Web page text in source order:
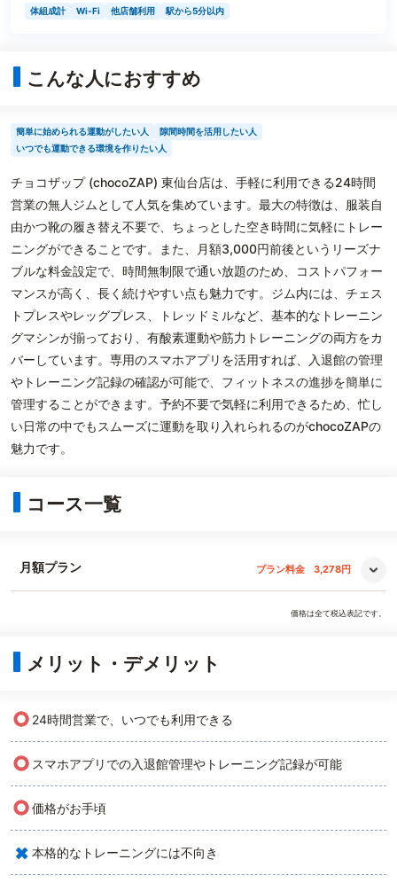
体組成計 Wi-Fi 他店舗利用 駅から5分以内
こんな人におすすめ
簡単に始められる運動がしたい人
隙間時間を活用したい人
いつでも運動できる環境を作りたい人
チョコザップ (chocoZAP) 東仙台店は、手軽に利用できる24時間
営業の無人ジムとして人気を集めています。最大の特徴は、服装自
由かつ靴の履き替え不要で、ちょっとした空き時間に気軽にトレー
ニングができることです。また、月額3,000円前後というリーズナ
ブルな料金設定で、時間無制限で通い放題のため、コストパフォー
マンスが高く、長く続けやすい点も魅力です。ジム内には、チェス
トプレスやレッグプレス、トレッドミルなど、基本的なトレーニン
グマシンが揃っており、有酸素運動や筋力トレーニングの両方をカ
バーしています。専用のスマホアプリを活用すれば、入退館の管理
やトレーニング記録の確認が可能で、フィットネスの進捗を簡単に
管理することができます。予約不要で気軽に利用できるため、忙し
い日常の中でもスムーズに運動を取り入れられるのがchocoZAPの
魅力です。
コース一覧
月額プラン プラン料金 3,278円
価格は全て税込表記です。
メリット・デメリット
○ 24時間営業で、いつでも利用できる
○ スマホアプリでの入退館管理やトレーニング記録が可能
○価格がお手頃
× 本格的なトレーニングには不向き